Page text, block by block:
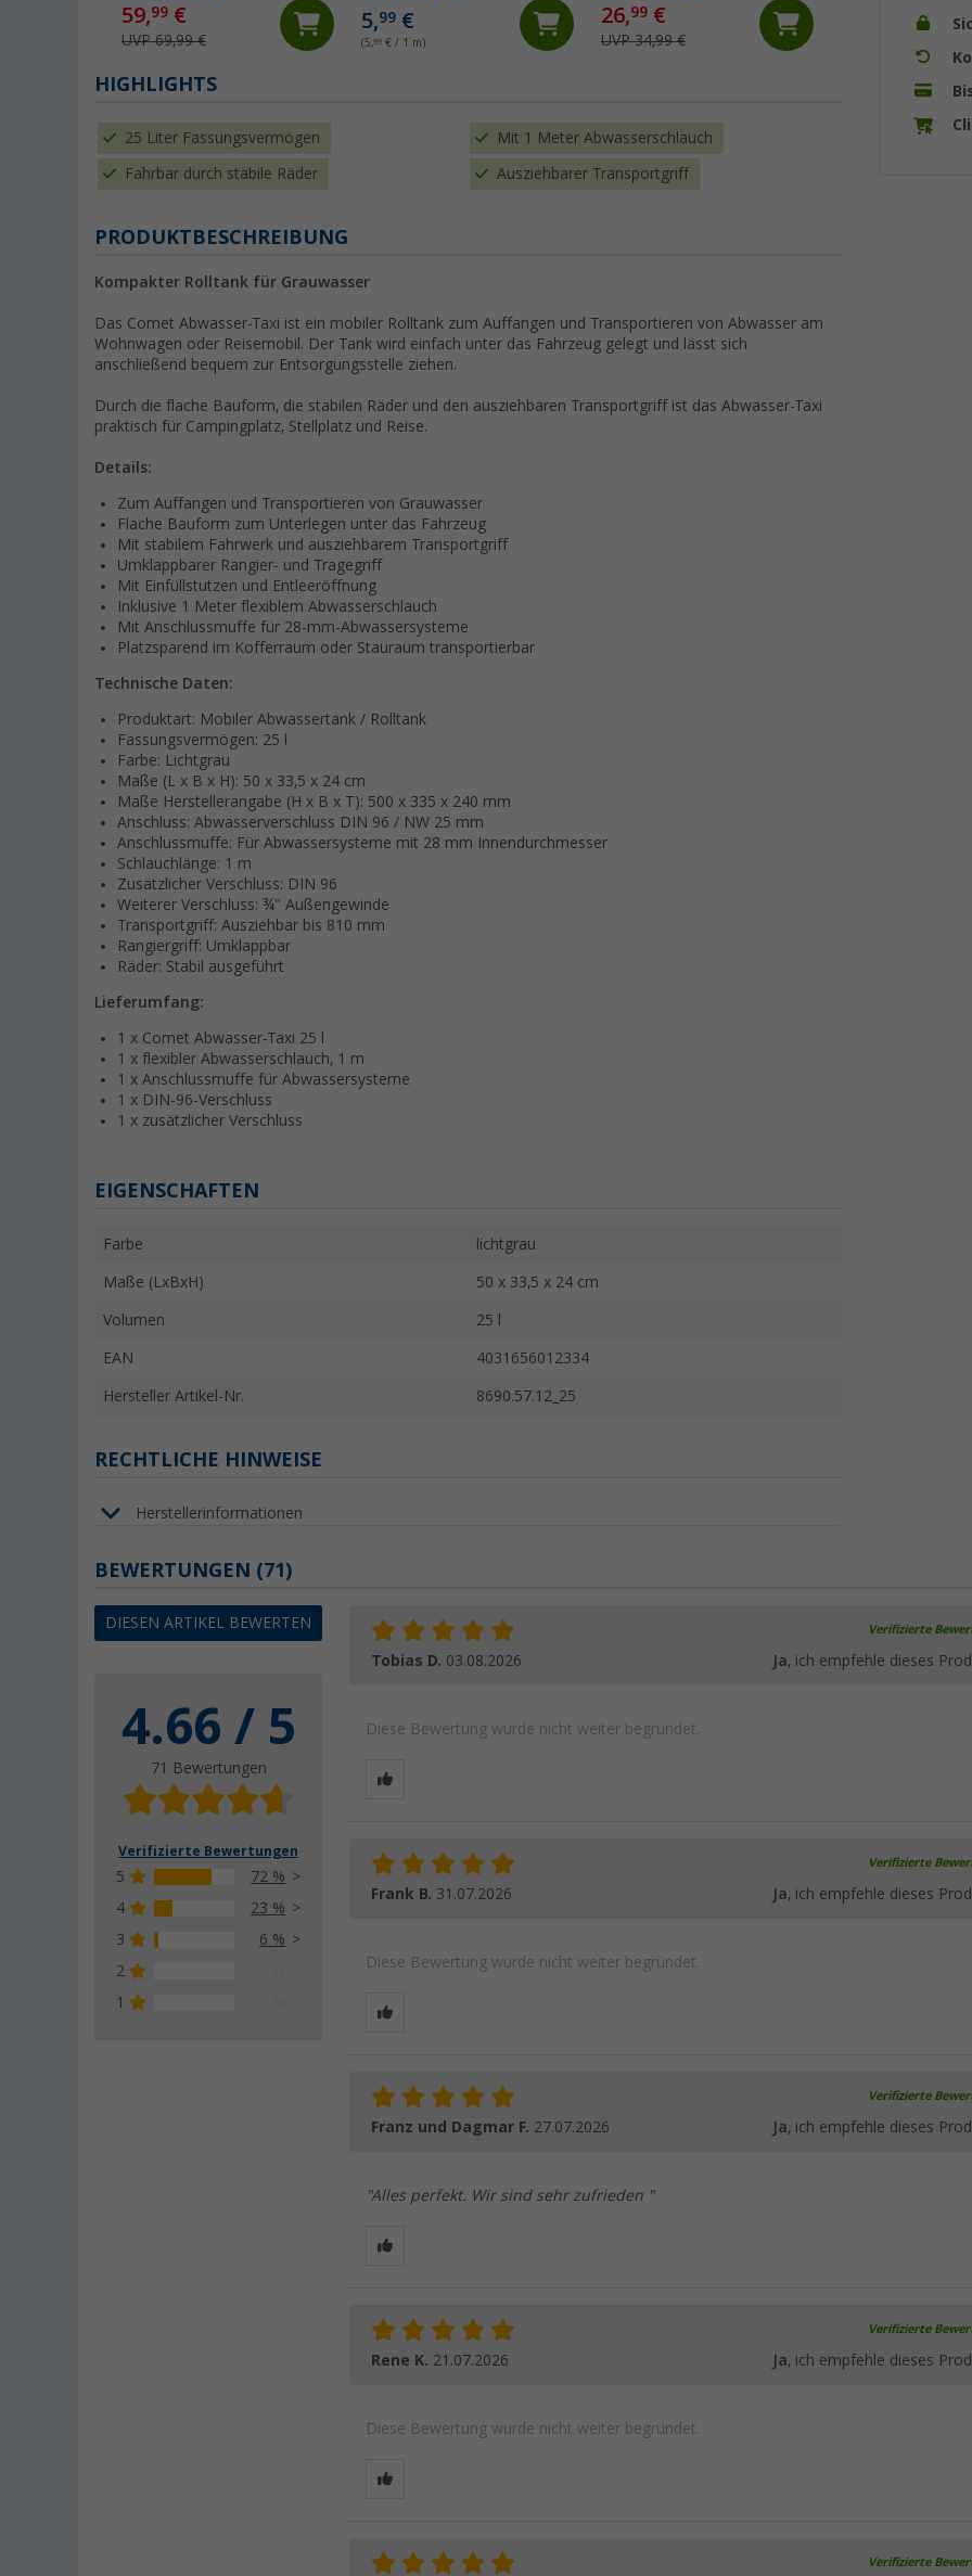
59,99 €
UVP 69,99 €
(Meterware)
5,99 €
(5,99 € / 1 m)
26,99 €
UVP 34,99 €
HIGHLIGHTS
25 Liter Fassungsvermögen Mit 1 Meter Abwasserschlauch
Fahrbar durch stabile Räder Ausziehbarer Transportgriff
PRODUKTBESCHREIBUNG
Kompakter Rolltank für Grauwasser
Das Comet Abwasser-Taxi ist ein mobiler Rolltank zum Auffangen und Transportieren von Abwasser am
Wohnwagen oder Reisemobil. Der Tank wird einfach unter das Fahrzeug gelegt und lässt sich
anschließend bequem zur Entsorgungsstelle ziehen.
Durch die flache Bauform, die stabilen Räder und den ausziehbaren Transportgriff ist das Abwasser-Taxi
praktisch für Campingplatz, Stellplatz und Reise.
Details:
Zum Auffangen und Transportieren von Grauwasser
Flache Bauform zum Unterlegen unter das Fahrzeug
Mit stabilem Fahrwerk und ausziehbarem Transportgriff
Umklappbarer Rangier- und Tragegriff
Mit Einfüllstutzen und Entleeröffnung
Inklusive 1 Meter flexiblem Abwasserschlauch
Mit Anschlussmuffe für 28-mm-Abwassersysteme
Platzsparend im Kofferraum oder Stauraum transportierbar
Technische Daten:
Produktart: Mobiler Abwassertank / Rolltank
Fassungsvermögen: 25 l
Farbe: Lichtgrau
Maße (L x B x H): 50 x 33,5 x 24 cm
Maße Herstellerangabe (H x B x T): 500 x 335 x 240 mm
Anschluss: Abwasserverschluss DIN 96 / NW 25 mm
Anschlussmuffe: Für Abwassersysteme mit 28 mm Innendurchmesser
Schlauchlänge: 1 m
Zusätzlicher Verschluss: DIN 96
Weiterer Verschluss: ¾" Außengewinde
Transportgriff: Ausziehbar bis 810 mm
Rangiergriff: Umklappbar
Räder: Stabil ausgeführt
Lieferumfang:
1 x Comet Abwasser-Taxi 25 l
1 x flexibler Abwasserschlauch, 1 m
1 x Anschlussmuffe für Abwassersysteme
1 x DIN-96-Verschluss
1 x zusätzlicher Verschluss
EIGENSCHAFTEN
Farbe lichtgrau
Maße (LxBxH) 50 x 33,5 x 24 cm
Volumen 25 l
EAN 4031656012334
Hersteller Artikel-Nr. 8690.57.12_25
RECHTLICHE HINWEISE
Herstellerinformationen
BEWERTUNGEN (71)
DIESEN ARTIKEL BEWERTEN
4.66 / 5
71 Bewertungen
Verifizierte Bewertungen
5
72 %
4
23 %
3
6 %
2
1
Verifizierte
Tobias D. 03.08.2026 Ja, ich empfehle dieses
Diese Bewertung wurde nicht weiter begründet.
Verifizierte
Frank B. 31.07.2026 Ja, ich empfehle dieses
Diese Bewertung wurde nicht weiter begründet.
Verifizierte
Franz und Dagmar F. 27.07.2026 Ja, ich empfehle dieses
"Alles perfekt. Wir sind sehr zufrieden "
Verifizierte
Rene K. 21.07.2026 Ja, ich empfehle dieses
Diese Bewertung wurde nicht weiter begründet.
Verifizierte